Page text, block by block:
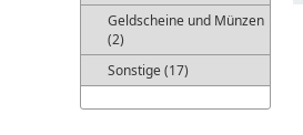
Geldscheine und Münzen
(2)
Sonstige (17)